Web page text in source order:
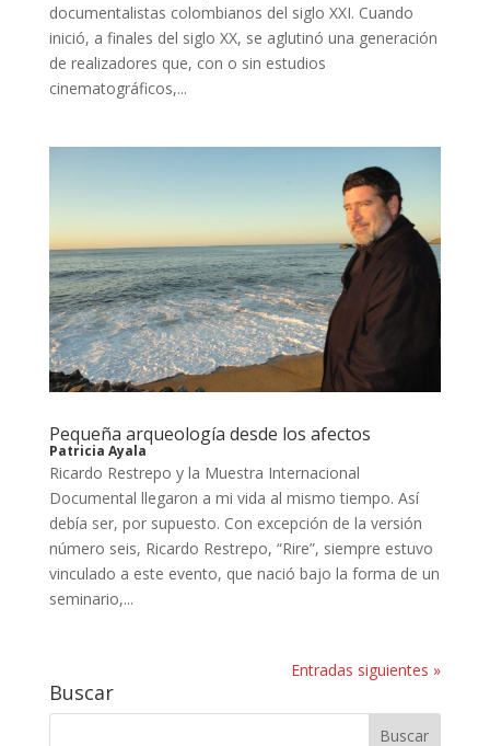
documentalistas colombianos del siglo XXI. Cuando
inició, a finales del siglo XX, se aglutinó una generación
de realizadores que, con o sin estudios
cinematográficos,...
Pequeña arqueología desde los afectos
Patricia Ayala
Ricardo Restrepo y la Muestra Internacional
Documental llegaron a mi vida al mismo tiempo. Así
debía ser, por supuesto. Con excepción de la versión
número seis, Ricardo Restrepo, “Rire”, siempre estuvo
vinculado a este evento, que nació bajo la forma de un
seminario,...
Entradas siguientes »
Buscar